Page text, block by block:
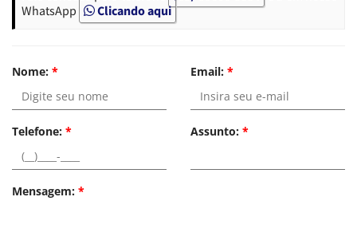
WhatsApp
Clicando aqui
Nome: * Email: *
Telefone: * Assunto: *
Mensagem: *